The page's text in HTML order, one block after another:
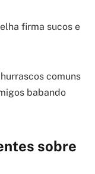
firma sucos e
comuns
babando
sobre